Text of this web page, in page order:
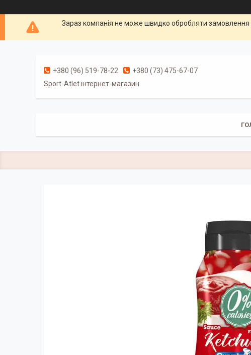
Зараз компанія не може швидко обробляти замовлення
+380 (96) 519-78-22
+380 (73) 475-67-07
Sport-Atlet інтернет-магазин